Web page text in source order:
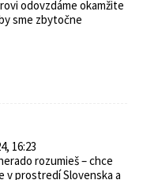
odovzdáme okamžite
sme zbytočne
16:23
rozumieš – chce
prostredí Slovenska a